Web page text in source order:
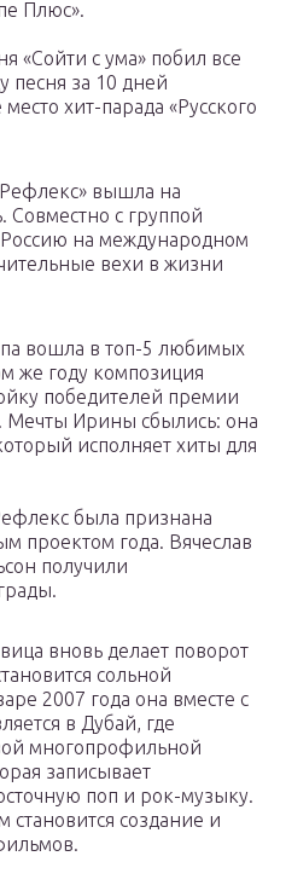
Плюс».
«Сойти с ума» побил все
песня за 10 дней
хит-парада «Русского
вышла на
с группой
Россию на международном
вехи в жизни
вошла в топ-5 любимых
же году композиция
победителей премии
Мечты Ирины сбылись: она
исполняет хиты для
была признана
проектом года. Вячеслав
получили
вновь делает поворот
сольной
2007 года она вместе с
в Дубай, где
многопрофильной
записывает
поп и рок-музыку.
создание и